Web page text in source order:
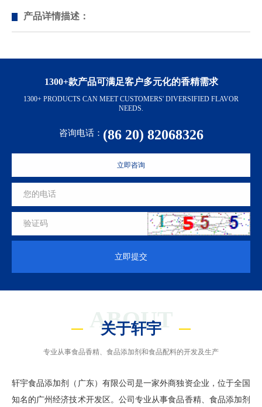
产品详情描述：
1300+款产品可满足客户多元化的香精需求
1300+ PRODUCTS CAN MEET CUSTOMERS' DIVERSIFIED FLAVOR
NEEDS.
咨询电话： (86 20) 82068326
立即咨询
立即提交
ABOUT
关于轩宇
专业从事食品香精、食品添加剂和食品配料的开发及生产
轩宇食品添加剂（广东）有限公司是一家外商独资企业，位于全国
知名的广州经济技术开发区。公司专业从事食品香精、食品添加剂